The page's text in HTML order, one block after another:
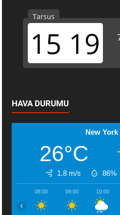
HAVA DURUMU
New York
26°C
1.8 m/s 86%
08:00 09:00 10:00
‹